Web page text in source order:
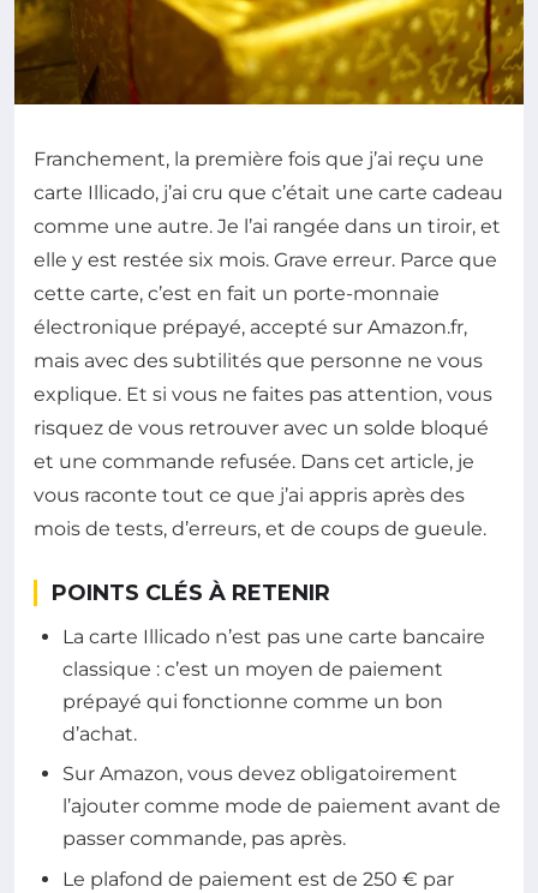
Franchement, la première fois que j’ai reçu une
carte Illicado, j’ai cru que c’était une carte cadeau
comme une autre. Je l’ai rangée dans un tiroir, et
elle y est restée six mois. Grave erreur. Parce que
cette carte, c’est en fait un porte-monnaie
électronique prépayé, accepté sur Amazon.fr,
mais avec des subtilités que personne ne vous
explique. Et si vous ne faites pas attention, vous
risquez de vous retrouver avec un solde bloqué
et une commande refusée. Dans cet article, je
vous raconte tout ce que j’ai appris après des
mois de tests, d’erreurs, et de coups de gueule.
POINTS CLÉS À RETENIR
La carte Illicado n’est pas une carte bancaire
classique : c’est un moyen de paiement
prépayé qui fonctionne comme un bon
d’achat.
Sur Amazon, vous devez obligatoirement
l’ajouter comme mode de paiement avant de
passer commande, pas après.
Le plafond de paiement est de 250 € par